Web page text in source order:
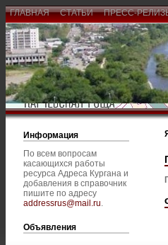
ГЛАВНАЯ СТАТЬИ ПРЕСС-
Информация
По всем вопросам
касающихся работы
ресурса Адреса Кургана и
добавления в справочник
пишите по адресу
addressrus@mail.ru.
Объявления